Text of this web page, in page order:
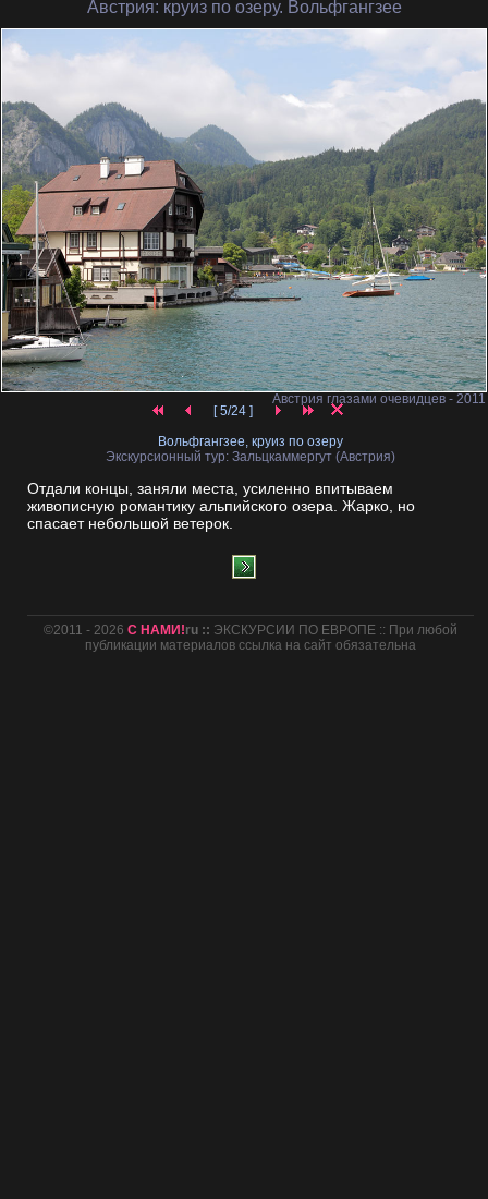
Австрия: круиз по озеру. Вольфгангзее
Австрия глазами очевидцев - 2011
[ 5/24 ]
Вольфгангзее, круиз по озеру
Экскурсионный тур: Зальцкаммергут (Австрия)
Отдали концы, заняли места, усиленно впитываем
живописную романтику альпийского озера. Жарко, но
спасает небольшой ветерок.
©2011 - 2026 С НАМИ!ru :: ЭКСКУРСИИ ПО ЕВРОПЕ :: При любой
публикации материалов ссылка на сайт обязательна